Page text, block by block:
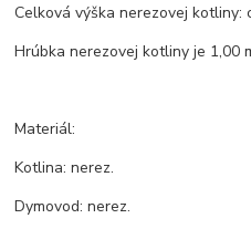
Celková výška nerezovej kotliny:
Hrúbka nerezovej kotliny je 1,00
Materiál:
Kotlina: nerez.
Dymovod: nerez.